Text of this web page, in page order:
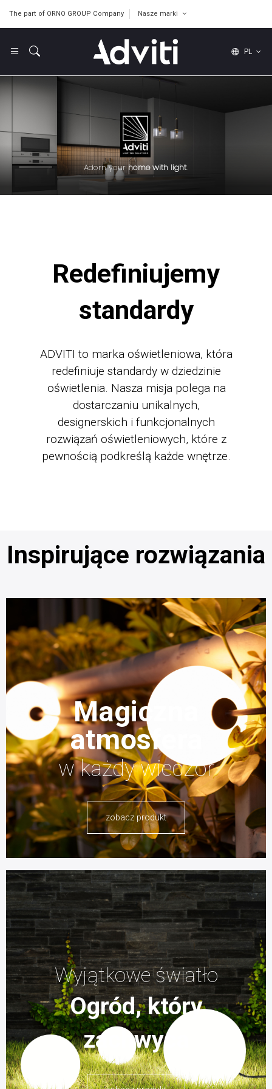
The part of ORNO GROUP Company Nasze marki
PL
Adorn yourhome with light.
Redefiniujemy
standardy
ADVITI to marka oświetleniowa, która
redefiniuje standardy w dziedzinie
oświetlenia. Nasza misja polega na
dostarczaniu unikalnych,
designerskich i funkcjonalnych
rozwiązań oświetleniowych, które z
pewnością podkreślą każde wnętrze.
Inspirujące rozwiązania
Magiczna
atmosfera
w każdy wieczór
zobacz produkt
Wyjątkowe światło
Ogród, który
zachwyca